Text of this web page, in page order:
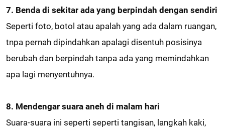
7. Benda di sekitar ada yang berpindah dengan sendiri
Seperti foto, botol atau apalah yang ada dalam ruangan,
tnpa pernah dipindahkan apalagi disentuh posisinya
berubah dan berpindah tanpa ada yang memindahkan
apa lagi menyentuhnya.
8. Mendengar suara aneh di malam hari
Suara-suara ini seperti seperti tangisan, langkah kaki,